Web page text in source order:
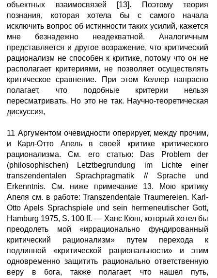
объектных взаимосвязей [13]. Поэтому теория
познания, которая хотела бы с самого начала
исключить вопрос об истинности таких усилий, кажется
мне безнадежно неадекватной. Аналогичным
представляется и другое возражение, что критический
рационализм не способен к критике, потому что он не
располагает критериями, не позволяет осуществлять
критическое сравнение. При этом Келлер напрасно
полагает, что подобные критерии нельзя
пересматривать. Но это не так. Научно-теоретическая
дискуссия,
11 Аргументом очевидности оперирует, между прочим,
и Карл-Отто Апель в своей критике критического
рационализма. См. его статью: Das Problem der
(philosophischen) Letztbegrundung im Lichte einer
transzendentalen Sprachpragmatik // Sprache und
Erkenntnis. См. ниже примечание 13. Мою критику
Апеля см. в работе: Transzendentale Traumereien. Karl-
Otto Apels Sprachspiele und sein hermeneutischer Gott,
Hamburg 1975, S. 100 ff. — Ханс Кюнг, который хотел бы
преодолеть мой «иррационально фундированный
критический рационализм» путем перехода к
подлинной «критической рациональности» и этим
одновременно защитить рационально ответственную
веру в бога, также полагает, что нашел путь,